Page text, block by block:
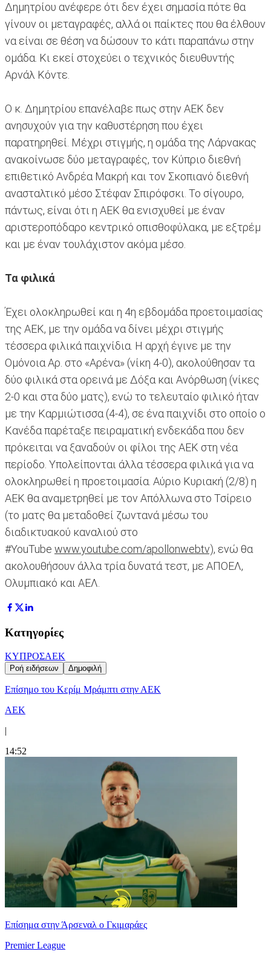
Δημητρίου ανέφερε ότι δεν έχει σημασία πότε θα
γίνουν οι μεταγραφές, αλλά οι παίκτες που θα έλθουν
να είναι σε θέση να δώσουν το κάτι παραπάνω στην
ομάδα. Κι εκεί στοχεύει ο τεχνικός διευθυντής
Αρνάλ Κόντε.
Ο κ. Δημητρίου επανέλαβε πως στην ΑΕΚ δεν
ανησυχούν για την καθυστέρηση που έχει
παρατηρηθεί. Μέχρι στιγμής, η ομάδα της Λάρνακας
ανακοίνωσε δύο μεταγραφές, τον Κύπριο διεθνή
επιθετικό Ανδρέα Μακρή και τον Σκοπιανό διεθνή
ανασταλτικό μέσο Στέφαν Σπιρόφσκι. Το σίγουρο,
πάντως, είναι ότι η ΑΕΚ θα ενισχυθεί με έναν
αριστεροπόδαρο κεντρικό οπισθοφύλακα, με εξτρέμ
και με έναν τουλάχιστον ακόμα μέσο.
Τα φιλικά
Έχει ολοκληρωθεί και η 4η εβδομάδα προετοιμασίας
της ΑΕΚ, με την ομάδα να δίνει μέχρι στιγμής
τέσσερα φιλικά παιχνίδια. Η αρχή έγινε με την
Ομόνοια Αρ. στο «Αρένα» (νίκη 4-0), ακολούθησαν τα
δύο φιλικά στα ορεινά με Δόξα και Ανόρθωση (νίκες
2-0 και στα δύο ματς), ενώ το τελευταίο φιλικό ήταν
με την Καρμιώτισσα (4-4), σε ένα παιχνίδι στο οποίο ο
Κανέδα παρέταξε πειραματική ενδεκάδα που δεν
πρόκειται να ξαναδούν οι φίλοι της ΑΕΚ στη νέα
περίοδο. Υπολείπονται άλλα τέσσερα φιλικά για να
ολοκληρωθεί η προετοιμασία. Αύριο Κυριακή (2/8) η
ΑΕΚ θα αναμετρηθεί με τον Απόλλωνα στο Τσίρειο
(το ματς θα μεταδοθεί ζωντανά μέσω του
διαδικτυακού καναλιού στο
#YouTube www.youtube.com/apollonwebtv), ενώ θα
ακολουθήσουν άλλα τρία δυνατά τεστ, με ΑΠΟΕΛ,
Ολυμπιακό και ΑΕΛ.
Κατηγορίες
ΚΥΠΡΟΣΑΕΚ
Ροή ειδήσεων Δημοφιλή
Επίσημο του Κερίμ Μράμπτι στην ΑΕK
ΑΕΚ
|
14:52
Επίσημα στην Άρσεναλ ο Γκιμαράες
Premier League